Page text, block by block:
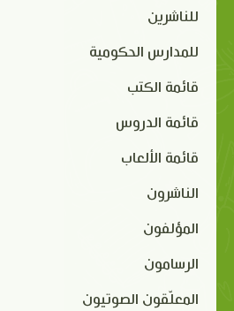
للناشرين
للمدارس الحكومية
قائمة الكتب
قائمة الدروس
قائمة الألعاب
الناشرون
المؤلفون
الرسامون
المعلّقون الصوتيون